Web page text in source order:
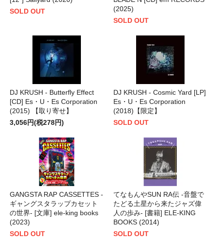
SOLD OUT
(2025)
SOLD OUT
DJ KRUSH - Butterfly Effect
[CD] Es・U・Es Corporation
(2015) 【取り寄せ】
3,056円(税278円)
DJ KRUSH - Cosmic Yard [LP]
Es・U・Es Corporation
(2018)【限定】
SOLD OUT
GANGSTA RAP CASSETTES -
ギャングスタラップカセット
の世界- [文庫] ele-king books
(2023)
SOLD OUT
てなもんやSUN RA伝 -音盤で
たどる土星から来たジャズ偉
人の歩み- [書籍] ELE-KING
BOOKS (2014)
SOLD OUT